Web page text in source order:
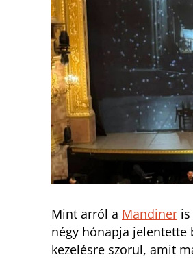
Mint arról a Mandiner
négy hónapja jelentette
kezelésre szorul, amit